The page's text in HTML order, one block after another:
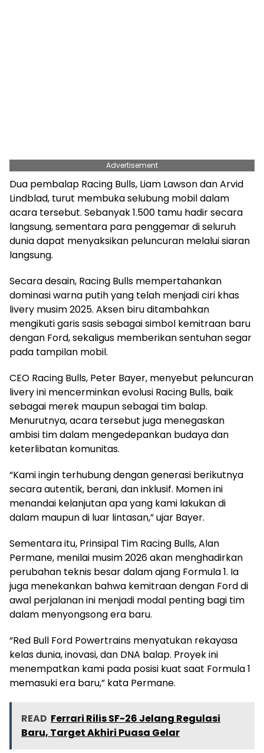
Advertisement
Dua pembalap Racing Bulls, Liam Lawson dan Arvid
Lindblad, turut membuka selubung mobil dalam
acara tersebut. Sebanyak 1.500 tamu hadir secara
langsung, sementara para penggemar di seluruh
dunia dapat menyaksikan peluncuran melalui siaran
langsung.
Secara desain, Racing Bulls mempertahankan
dominasi warna putih yang telah menjadi ciri khas
livery musim 2025. Aksen biru ditambahkan
mengikuti garis sasis sebagai simbol kemitraan baru
dengan Ford, sekaligus memberikan sentuhan segar
pada tampilan mobil.
CEO Racing Bulls, Peter Bayer, menyebut peluncuran
livery ini mencerminkan evolusi Racing Bulls, baik
sebagai merek maupun sebagai tim balap.
Menurutnya, acara tersebut juga menegaskan
ambisi tim dalam mengedepankan budaya dan
keterlibatan komunitas.
“Kami ingin terhubung dengan generasi berikutnya
secara autentik, berani, dan inklusif. Momen ini
menandai kelanjutan apa yang kami lakukan di
dalam maupun di luar lintasan,” ujar Bayer.
Sementara itu, Prinsipal Tim Racing Bulls, Alan
Permane, menilai musim 2026 akan menghadirkan
perubahan teknis besar dalam ajang Formula 1. Ia
juga menekankan bahwa kemitraan dengan Ford di
awal perjalanan ini menjadi modal penting bagi tim
dalam menyongsong era baru.
“Red Bull Ford Powertrains menyatukan rekayasa
kelas dunia, inovasi, dan DNA balap. Proyek ini
menempatkan kami pada posisi kuat saat Formula 1
memasuki era baru,” kata Permane.
READ Ferrari Rilis SF-26 Jelang Regulasi
Baru, Target Akhiri Puasa Gelar